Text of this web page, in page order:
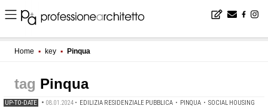
Home ▪ key ▪ Pinqua
Pinqua
UP-TO-DATE • 08.01.2024 • EDILIZIA RESIDENZIALE PUBBLICA • PINQUA • SOCIAL HOUSING